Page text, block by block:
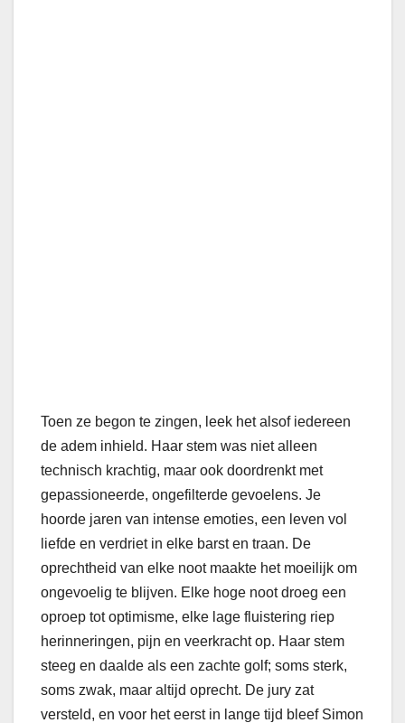
Toen ze begon te zingen, leek het alsof iedereen
de adem inhield. Haar stem was niet alleen
technisch krachtig, maar ook doordrenkt met
gepassioneerde, ongefilterde gevoelens. Je
hoorde jaren van intense emoties, een leven vol
liefde en verdriet in elke barst en traan. De
oprechtheid van elke noot maakte het moeilijk om
ongevoelig te blijven. Elke hoge noot droeg een
oproep tot optimisme, elke lage fluistering riep
herinneringen, pijn en veerkracht op. Haar stem
steeg en daalde als een zachte golf; soms sterk,
soms zwak, maar altijd oprecht. De jury zat
versteld, en voor het eerst in lange tijd bleef Simon